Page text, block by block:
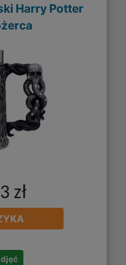
Harry Potter
zł